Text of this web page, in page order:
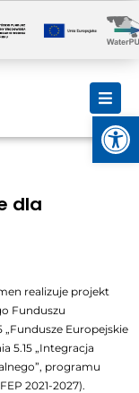
dla
realizuje projekt
Funduszu
„Fundusze Europejskie
5.15 „Integracja
programu
2021-2027).